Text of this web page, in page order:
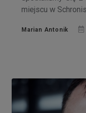
miejscu w
Marian Antonik